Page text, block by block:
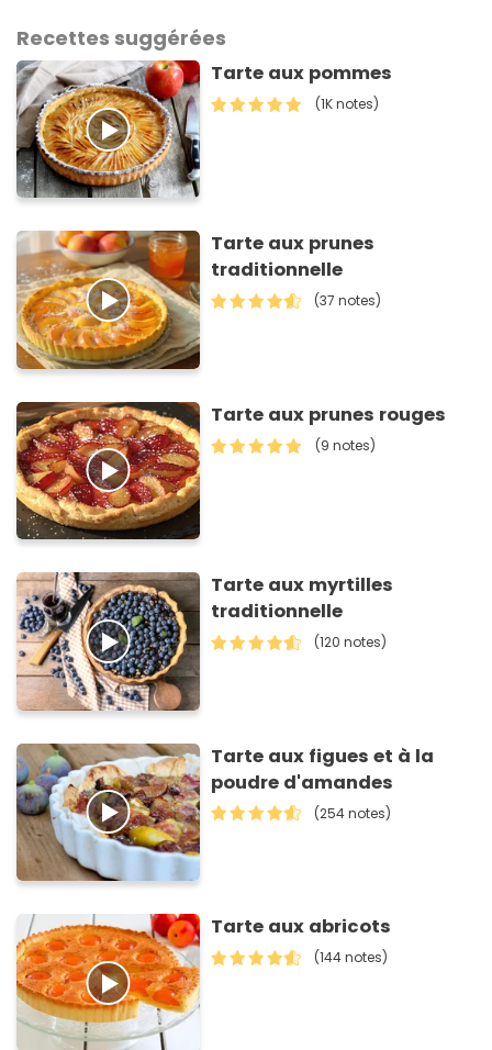
Recettes suggérées
Tarte aux pommes
(1K notes)
Tarte aux prunes
traditionnelle
(37 notes)
Tarte aux prunes rouges
(9 notes)
Tarte aux myrtilles
traditionnelle
(120 notes)
Tarte aux figues et à la
poudre d'amandes
(254 notes)
Tarte aux abricots
(144 notes)